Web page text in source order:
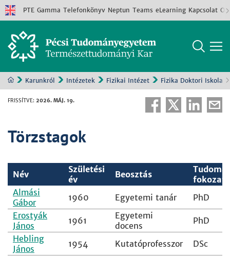
PTE Gamma Telefonkönyv Neptun Teams eLearning Kapcsolat
Karunkról Intézetek Fizikai Intézet Fizika Doktori Iskola
FRISSÍTVE: 2026. MÁJ. 19.
Törzstagok
Név
Születési
év
Beosztás
fokozat
Almási
Gábor
1960 Egyetemi tanár
PhD
Erostyák
János
1961
Egyetemi
docens
PhD
Hebling
János
1954 Kutatóprofesszor
DSc